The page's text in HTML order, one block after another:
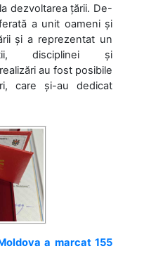
dezvoltarea țării. De-
a unit oameni și
și a reprezentat un
disciplinei și
au fost posibile
care și-au dedicat
a marcat 155